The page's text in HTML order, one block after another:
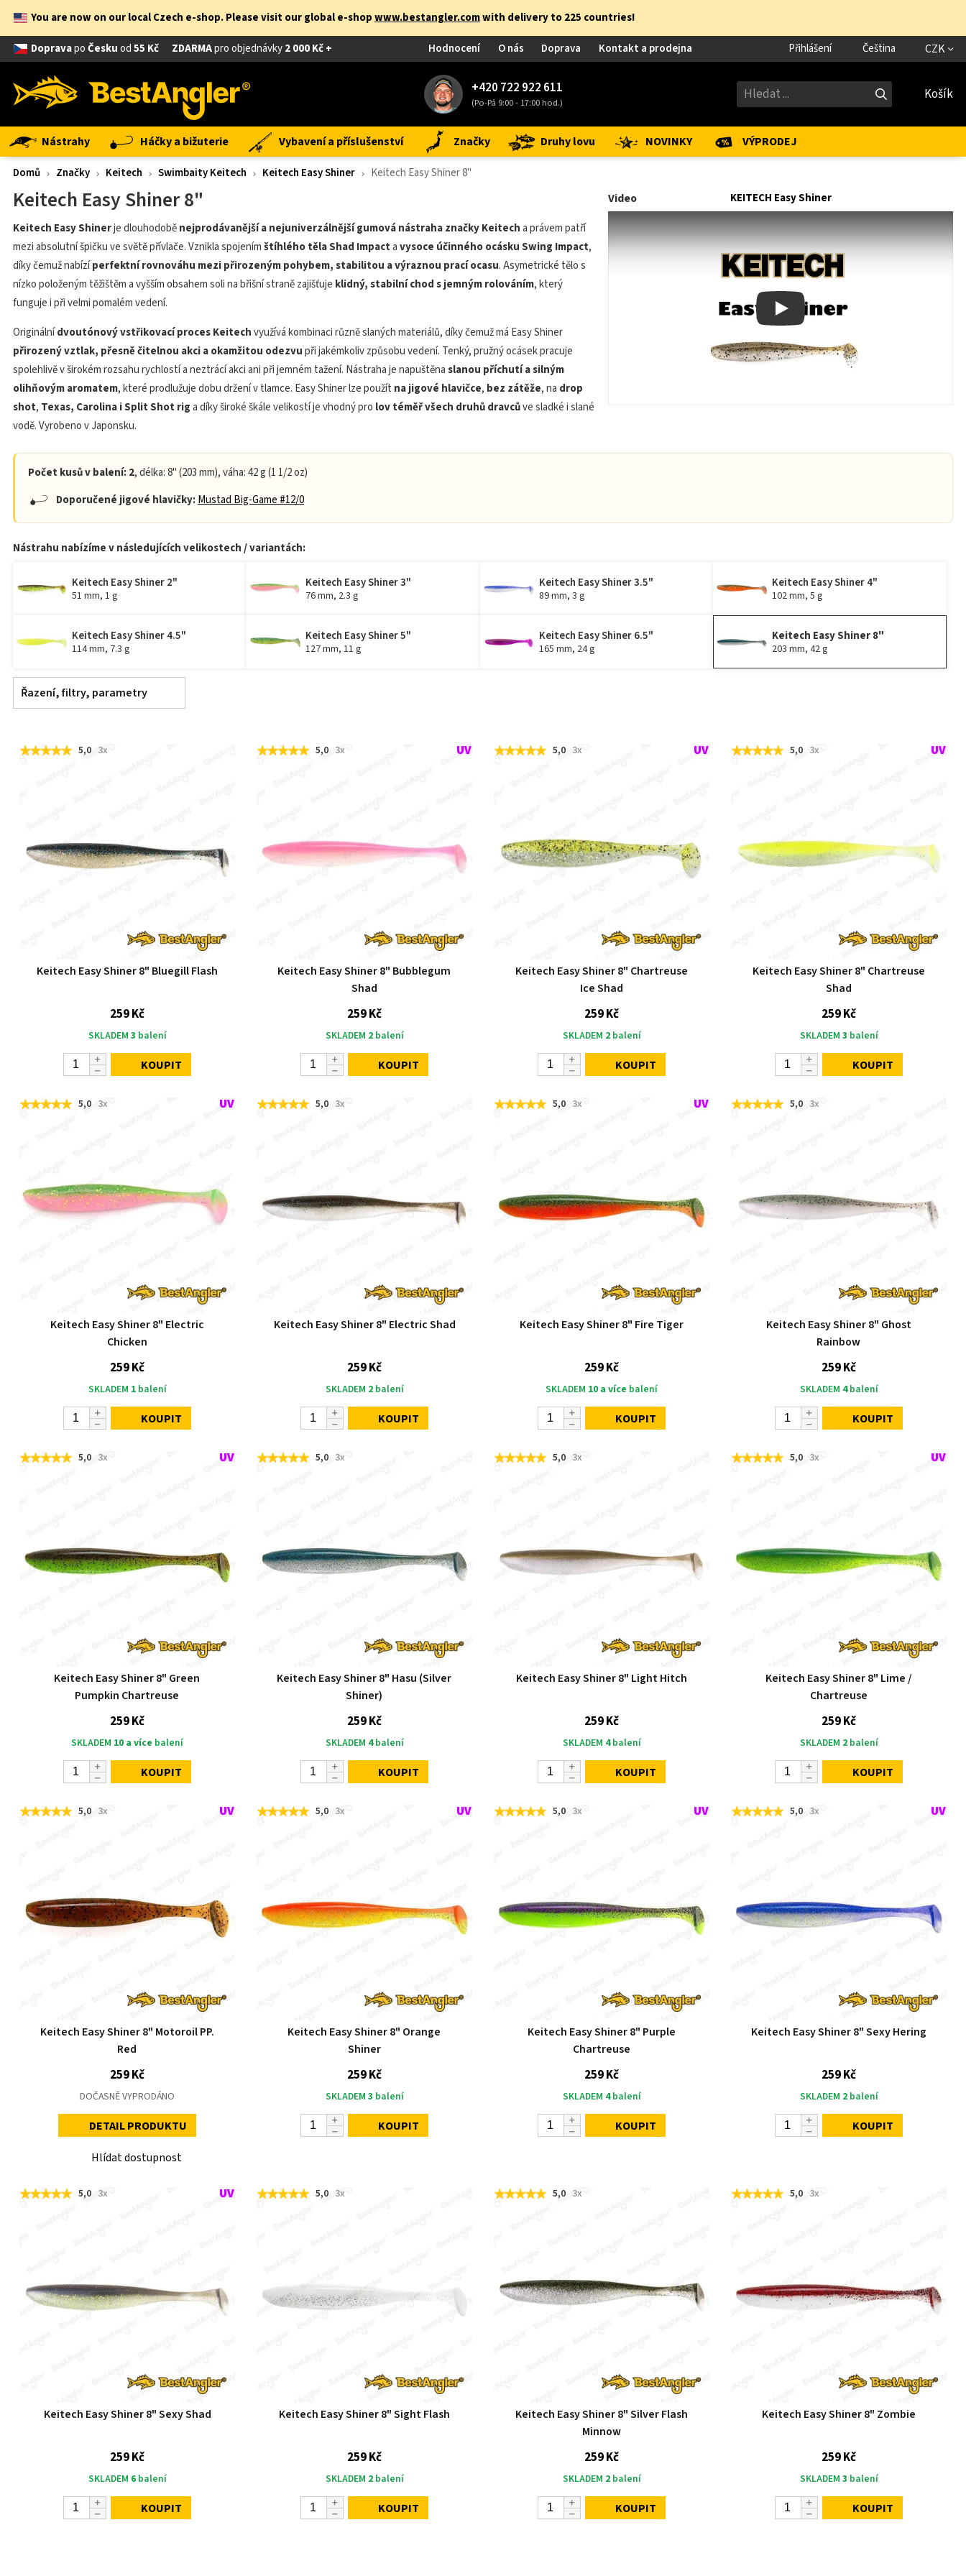
You are now on our local Czech e-shop. Please visit our global e-shopwww.bestangler.comwith delivery to 225 countries!
DopravapoČeskuod55 Kč ZDARMApro objednávky2 000 Kč + Hodnocení O nás Doprava Kontakt a prodejna Přihlášení Čeština CZK
+420 722 922 611
(Po-Pá 9:00 - 17:00 hod.) Košík
Nástrahy Háčky a bižuterie Vybavení a příslušenství Značky Druhy lovu NOVINKY VÝPRODEJ
Domů Značky Keitech Swimbaity Keitech Keitech Easy Shiner Keitech Easy Shiner 8"
Video KEITECH Easy Shiner
Play
Keitech Easy Shiner 8"
Keitech Easy Shinerje dlouhodoběnejprodávanější a nejuniverzálnější gumová nástraha značky Keitecha právem patří
mezi absolutní špičku ve světě přívlače. Vznikla spojenímštíhlého těla Shad Impactavysoce účinného ocásku Swing Impact,
díky čemuž nabízíperfektní rovnováhu mezi přirozeným pohybem, stabilitou a výraznou prací ocasu. Asymetrické tělo s
nízko položeným těžištěm a vyšším obsahem soli na břišní straně zajišťuje klidný, stabilní chod s jemným rolováním, který
funguje i při velmi pomalém vedení.
Originálnídvoutónový vstřikovací proces Keitechvyužívá kombinaci různě slaných materiálů, díky čemuž má Easy Shiner
přirozený vztlak, přesně čitelnou akci a okamžitou odezvupři jakémkoliv způsobu vedení. Tenký, pružný ocásek pracuje
spolehlivě v širokém rozsahu rychlostí a neztrácí akci ani při jemném tažení. Nástraha je napuštěnaslanou příchutí a silným
olihňovým aromatem, které prodlužuje dobu držení v tlamce. Easy Shiner lze použít na jigové hlavičce, bez zátěže, na drop
shot, Texas, Carolina i Split Shot riga díky široké škále velikostí je vhodný pro lov téměř všech druhů dravcůve sladké i slané
vodě. Vyrobeno v Japonsku.
Počet kusů v balení: 2, délka: 8" (203 mm), váha: 42 g (1 1/2 oz)
Doporučené jigové hlavičky:Mustad Big-Game #12/0
Nástrahu nabízíme v následujících velikostech / variantách:
Keitech Easy Shiner 2"
51 mm, 1 g
Keitech Easy Shiner 3"
76 mm, 2.3 g
Keitech Easy Shiner 3.5"
89 mm, 3 g
Keitech Easy Shiner 4"
102 mm, 5 g
Keitech Easy Shiner 4.5"
114 mm, 7.3 g
Keitech Easy Shiner 5"
127 mm, 11 g
Keitech Easy Shiner 6.5"
165 mm, 24 g
Keitech Easy Shiner 8"
203 mm, 42 g
Řazení, filtry, parametry
5,0 3x
Keitech Easy Shiner 8" Bluegill Flash
259 Kč
SKLADEM 3 balení
KOUPIT
5,0 3x
Keitech Easy Shiner 8" Bubblegum
Shad
259 Kč
SKLADEM 2balení
KOUPIT
5,0 3x
Keitech Easy Shiner 8" Chartreuse
Ice Shad
259 Kč
SKLADEM 2balení
KOUPIT
5,0 3x
Keitech Easy Shiner 8" Chartreuse
Shad
259 Kč
SKLADEM 3 balení
KOUPIT
5,0 3x
Keitech Easy Shiner 8" Electric
Chicken
259 Kč
SKLADEM 1balení
KOUPIT
5,0 3x
Keitech Easy Shiner 8" Electric Shad
259 Kč
SKLADEM 2balení
KOUPIT
5,0 3x
Keitech Easy Shiner 8" Fire Tiger
259 Kč
SKLADEM 10 a více balení
KOUPIT
5,0 3x
Keitech Easy Shiner 8" Ghost
Rainbow
259 Kč
SKLADEM 4balení
KOUPIT
5,0 3x
Keitech Easy Shiner 8" Green
Pumpkin Chartreuse
259 Kč
SKLADEM 10 a více balení
KOUPIT
5,0 3x
Keitech Easy Shiner 8" Hasu (Silver
Shiner)
259 Kč
SKLADEM 4balení
KOUPIT
5,0 3x
Keitech Easy Shiner 8" Light Hitch
259 Kč
SKLADEM 4balení
KOUPIT
5,0 3x
Keitech Easy Shiner 8" Lime /
Chartreuse
259 Kč
SKLADEM 2balení
KOUPIT
5,0 3x
Keitech Easy Shiner 8" Motoroil PP.
Red
259 Kč
DOČASNĚ VYPRODÁNO
DETAIL PRODUKTU
Hlídat dostupnost
5,0 3x
Keitech Easy Shiner 8" Orange
Shiner
259 Kč
SKLADEM 3 balení
KOUPIT
5,0 3x
Keitech Easy Shiner 8" Purple
Chartreuse
259 Kč
SKLADEM 4balení
KOUPIT
5,0 3x
Keitech Easy Shiner 8" Sexy Hering
259 Kč
SKLADEM 2balení
KOUPIT
5,0 3x
Keitech Easy Shiner 8" Sexy Shad
259 Kč
SKLADEM 6balení
KOUPIT
5,0 3x
Keitech Easy Shiner 8" Sight Flash
259 Kč
SKLADEM 2balení
KOUPIT
5,0 3x
Keitech Easy Shiner 8" Silver Flash
Minnow
259 Kč
SKLADEM 2balení
KOUPIT
5,0 3x
Keitech Easy Shiner 8" Zombie
259 Kč
SKLADEM 3 balení
KOUPIT